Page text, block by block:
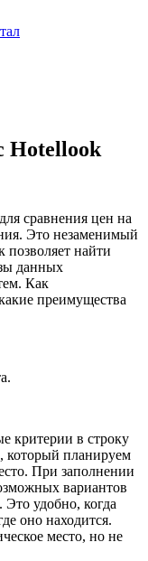
Hotellook
сравнения цен на
Это незаменимый
позволяет найти
данных
Как
преимущества
критерии в строку
который планируем
При заполнении
вариантов
удобно, когда
оно находится.
место, но не